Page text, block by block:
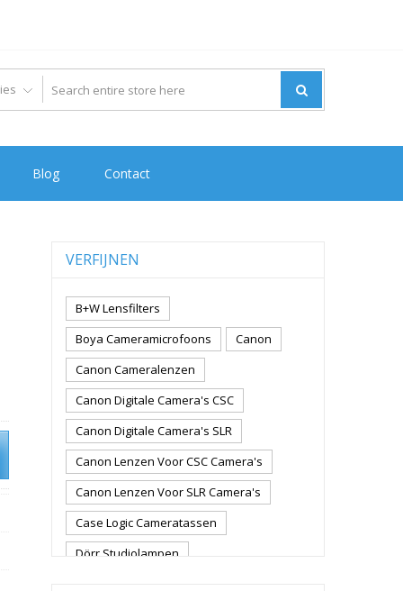
Blog Contact
VERFIJNEN
B+W Lensfilters
Boya Cameramicrofoons
Canon
Canon Cameralenzen
Canon Digitale Camera's CSC
Canon Digitale Camera's SLR
Canon Lenzen Voor CSC Camera's
Canon Lenzen Voor SLR Camera's
Case Logic Cameratassen
Dörr Studiolampen